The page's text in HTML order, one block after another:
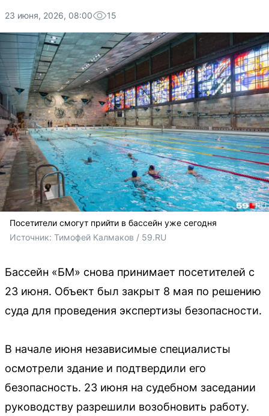
23 июня, 2026, 08:00 15
Посетители смогут прийти в бассейн уже сегодня
Источник: Тимофей Калмаков / 59.RU
Бассейн «БМ» снова принимает посетителей с
23 июня. Объект был закрыт 8 мая по решению
суда для проведения экспертизы безопасности.
В начале июня независимые специалисты
осмотрели здание и подтвердили его
безопасность. 23 июня на судебном заседании
руководству разрешили возобновить работу.